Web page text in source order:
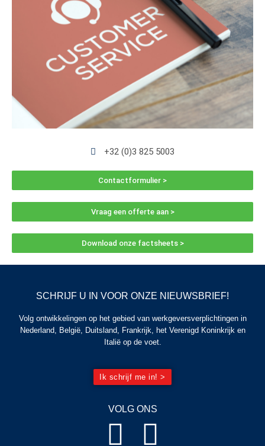
+32 (0)3 825 5003
Contactformulier >
Vraag een offerte aan >
Download onze factsheets >
VOLG ONS
SCHRIJF U IN VOOR ONZE NIEUWSBRIEF!
Volg ontwikkelingen op het gebied van werkgeversverplichtingen in
Nederland, België, Duitsland, Frankrijk, het Verenigd Koninkrijk en
Italië op de voet.
Ik schrijf me in! >